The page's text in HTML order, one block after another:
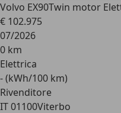
Volvo EX90Twin motor
€ 102.975
07/2026
0 km
Elettrica
- (kWh/100 km)
Rivenditore
IT 01100Viterbo